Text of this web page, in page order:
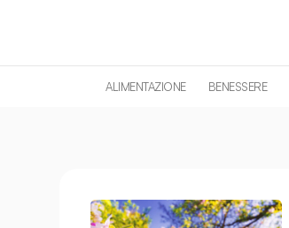
ALIMENTAZIONE BENESSERE